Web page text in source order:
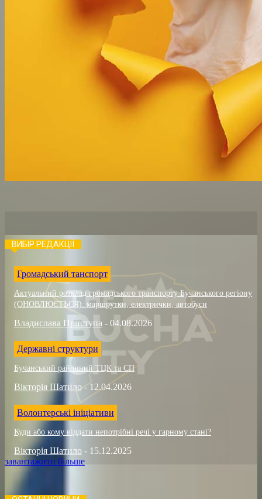
ВИБІР РЕДАКЦІЇ
Громадський танспорт
Актуальний розклад громадського транспорту Бучанського регіону
(ОНОВЛЮЄТЬСЯ): маршрутки, електрички, автобуси
Владислава Приступа - 04.08.2026
Державні структури
Бучанський районний ТЦК та СП
Вікторія Шатило - 12.04.2026
Волонтерські ініціативи
Куди або кому віддати непотрібні речі у гарному стані?
Вікторія Шатило - 15.12.2025
завантажити більше